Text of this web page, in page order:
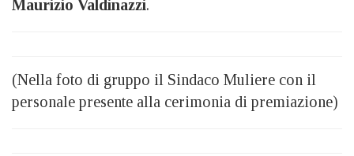
Maurizio Valdinazzi.
(Nella foto di gruppo il Sindaco Muliere con il
personale presente alla cerimonia di premiazione)